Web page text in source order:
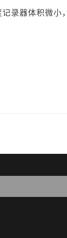
录器体积微小，